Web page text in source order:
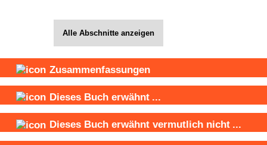
Alle Abschnitte anzeigen
Zusammenfassungen
Dieses Buch erwähnt ...
Dieses Buch erwähnt vermutlich nicht ...